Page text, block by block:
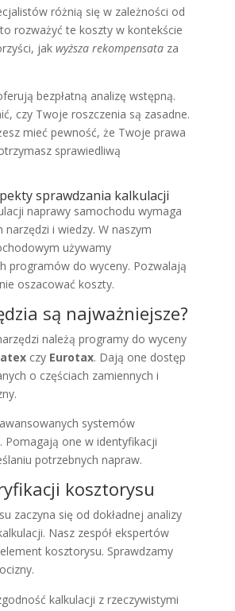
różnią się w zależności od
rozważyć te koszty w kontekście
jak wyższa rekompensataza
bezpłatną analizę wstępną.
czy Twoje roszczenia są zasadne.
mieć pewność, że Twoje prawa
sprawiedliwą
sprawdzania kalkulacji
naprawy samochodu wymaga
narzędzi i wiedzy. W naszym
używamy
programów do wyceny. Pozwalają
oszacować koszty.
są najważniejsze?
należą programy do wyceny
czy Eurotax. Dają one dostęp
o częściach zamiennych i
systemów
Pomagają one w identyfikacji
potrzebnych napraw.
kosztorysu
zaczyna się od dokładnej analizy
Nasz zespół ekspertów
kosztorysu. Sprawdzamy
kalkulacji z rzeczywistymi